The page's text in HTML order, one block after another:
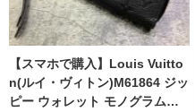
【スマホで購入】Louis Vuitto
n(ルイ・ヴィトン)M61864 ジッ
ピー ウォレット モノグラム・